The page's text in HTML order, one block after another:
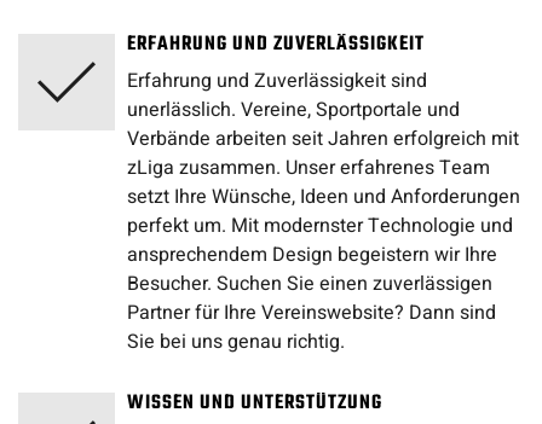
ERFAHRUNG UND ZUVERLÄSSIGKEIT
Erfahrung und Zuverlässigkeit sind
unerlässlich. Vereine, Sportportale und
Verbände arbeiten seit Jahren erfolgreich mit
zLiga zusammen. Unser erfahrenes Team
setzt Ihre Wünsche, Ideen und Anforderungen
perfekt um. Mit modernster Technologie und
ansprechendem Design begeistern wir Ihre
Besucher. Suchen Sie einen zuverlässigen
Partner für Ihre Vereinswebsite? Dann sind
Sie bei uns genau richtig.
WISSEN UND UNTERSTÜTZUNG